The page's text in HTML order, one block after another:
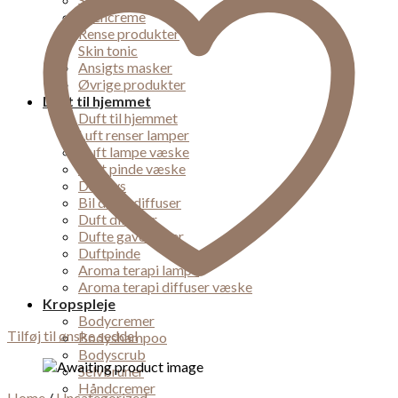
Øjencreme
Rense produkter
Skin tonic
Ansigts masker
Øvrige produkter
Duft til hjemmet
Duft til hjemmet
Luft renser lamper
Duft lampe væske
Duft pinde væske
Duft lys
Bil dufte diffuser
Duft diffuser
Dufte gaveæsker
Duftpinde
Aroma terapi lampe
Aroma terapi diffuser væske
Kropspleje
Bodycremer
Bodyshampoo
Bodyscrub
Selvbruner
Håndcremer
Tilføj til ønske seddel